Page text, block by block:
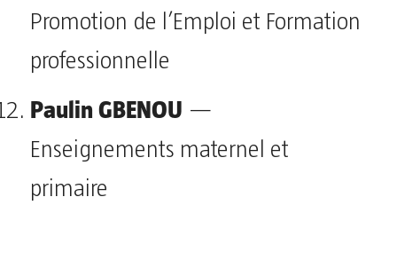
Promotion de l’Emploi et Formation
professionnelle
Paulin GBENOU —
Enseignements maternel et
primaire